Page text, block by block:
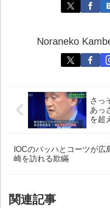
Noraneko
さっ
あっ
を超
IOCのバッハとコーツが広
崎を訪れる欺瞞
関連記事